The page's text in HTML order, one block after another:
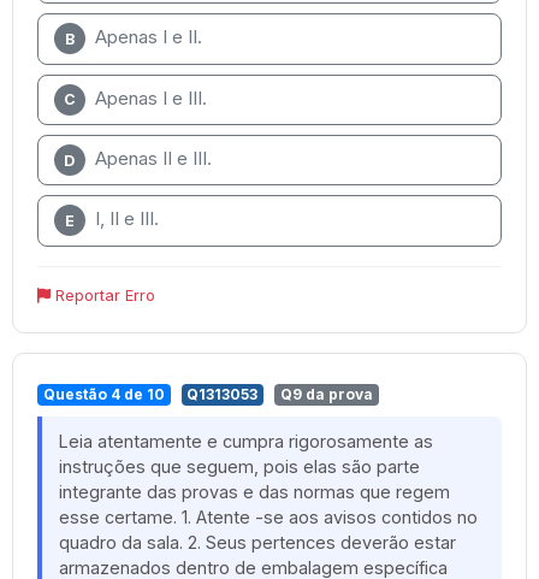
B Apenas I e II.
C Apenas I e III.
D Apenas II e III.
E I, II e III.
Reportar Erro
Questão 4 de 10 Q1313053 Q9 da prova
Leia atentamente e cumpra rigorosamente as
instruções que seguem, pois elas são parte
integrante das provas e das normas que regem
esse certame. 1. Atente -se aos avisos contidos no
quadro da sala. 2. Seus pertences deverão estar
armazenados dentro de embalagem específica